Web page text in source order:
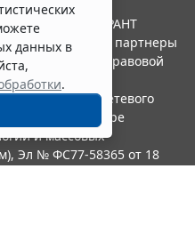
данных в
.
Система ГАРАНТ
"Гарант" и ее партнеры
ассоциации правовой
в качестве сетевого
по надзору в сфере
и массовых
Эл № ФС77-58365 от 18